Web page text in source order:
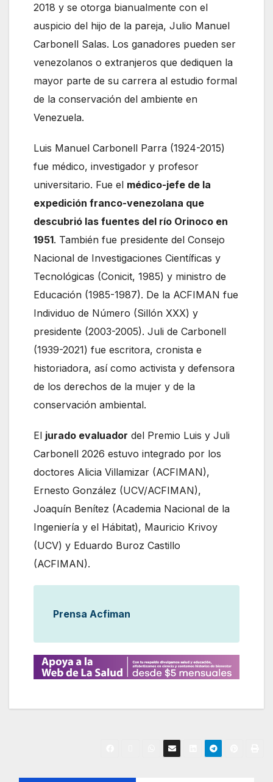
2018 y se otorga bianualmente con el
auspicio del hijo de la pareja, Julio Manuel
Carbonell Salas. Los ganadores pueden ser
venezolanos o extranjeros que dediquen la
mayor parte de su carrera al estudio formal
de la conservación del ambiente en
Venezuela.
Luis Manuel Carbonell Parra (1924-2015)
fue médico, investigador y profesor
universitario. Fue el médico-jefe de la
expedición franco-venezolana que
descubrió las fuentes del río Orinoco en
1951. También fue presidente del Consejo
Nacional de Investigaciones Científicas y
Tecnológicas (Conicit, 1985) y ministro de
Educación (1985-1987). De la ACFIMAN fue
Individuo de Número (Sillón XXX) y
presidente (2003-2005). Juli de Carbonell
(1939-2021) fue escritora, cronista e
historiadora, así como activista y defensora
de los derechos de la mujer y de la
conservación ambiental.
El jurado evaluador del Premio Luis y Juli
Carbonell 2026 estuvo integrado por los
doctores Alicia Villamizar (ACFIMAN),
Ernesto González (UCV/ACFIMAN),
Joaquín Benítez (Academia Nacional de la
Ingeniería y el Hábitat), Mauricio Krivoy
(UCV) y Eduardo Buroz Castillo
(ACFIMAN).
Prensa Acfiman
N